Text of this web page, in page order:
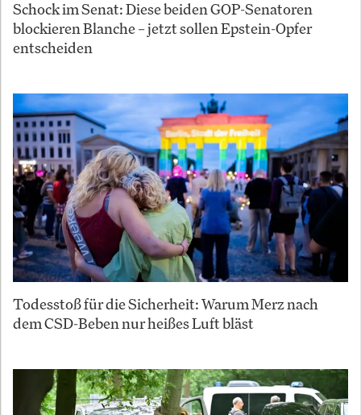
Schock im Senat: Diese beiden GOP-Senatoren
blockieren Blanche – jetzt sollen Epstein-Opfer
entscheiden
Todesstoß für die Sicherheit: Warum Merz nach
dem CSD-Beben nur heißes Luft bläst